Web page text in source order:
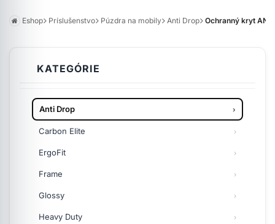
Eshop Príslušenstvo Púzdra na mobily Anti Drop Ochranný kryt
KATEGÓRIE
Anti Drop
Carbon Elite
ErgoFit
Frame
Glossy
Heavy Duty